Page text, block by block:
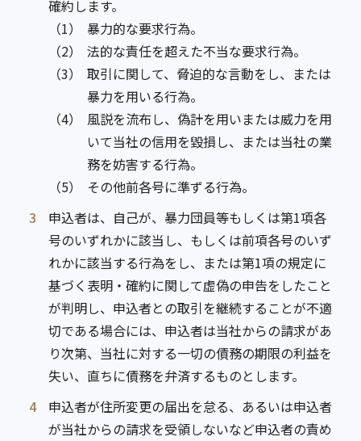
確約します。
（1）
暴力的な要求行為。
（2）
法的な責任を超えた不当な要求行為。
（3）
取引に関して、脅迫的な言動をし、または
暴力を用いる行為。
（4）
風説を流布し、偽計を用いまたは威力を用
いて当社の信用を毀損し、または当社の業
務を妨害する行為。
（5）
その他前各号に準ずる行為。
3
申込者は、自己が、暴力団員等もしくは第1項各
号のいずれかに該当し、もしくは前項各号のいず
れかに該当する行為をし、または第1項の規定に
基づく表明・確約に関して虚偽の申告をしたこと
が判明し、申込者との取引を継続することが不適
切である場合には、申込者は当社からの請求があ
り次第、当社に対する一切の債務の期限の利益を
失い、直ちに債務を弁済するものとします。
4
申込者が住所変更の届出を怠る、あるいは申込者
が当社からの請求を受領しないなど申込者の責め